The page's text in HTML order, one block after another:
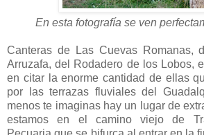
En esta fotografía se ven
Canteras de Las Cuevas Romanas,
Arruzafa, del Rodadero de los Lobos,
en citar la enorme cantidad de ellas
por las terrazas fluviales del
menos te imaginas hay un lugar de
estamos en el camino viejo de